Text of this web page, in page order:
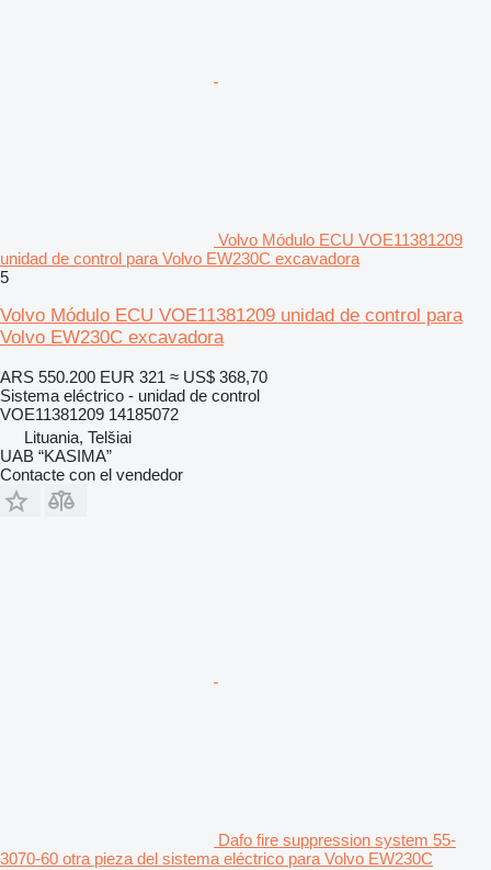
Volvo Módulo ECU VOE11381209
unidad de control para Volvo EW230C excavadora
5
Volvo Módulo ECU VOE11381209 unidad de control para
Volvo EW230C excavadora
ARS 550.200 EUR 321 ≈ US$ 368,70
Sistema eléctrico - unidad de control
VOE11381209 14185072
Lituania, Telšiai
UAB “KASIMA”
Contacte con el vendedor
Dafo fire suppression system 55-
3070-60 otra pieza del sistema eléctrico para Volvo EW230C